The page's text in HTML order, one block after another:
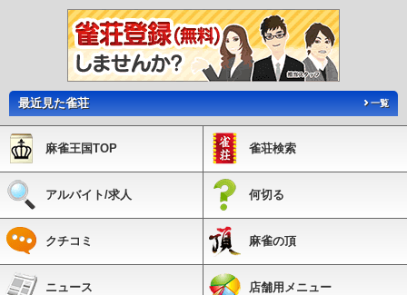
最近見た雀荘 一覧
麻雀王国TOP 雀荘検索
アルバイト/求人 何切る
クチコミ 麻雀の頂
ニュース 店舗用メニュー